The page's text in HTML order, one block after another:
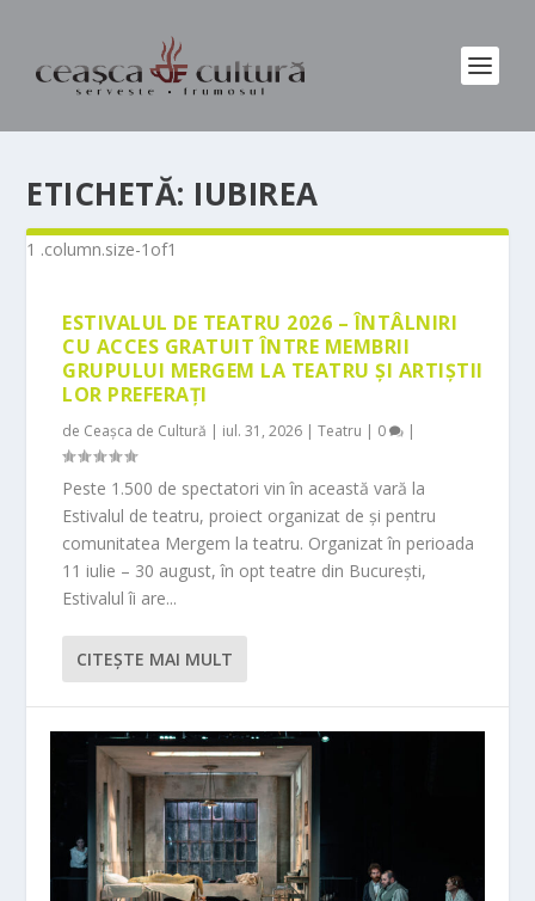
ETICHETĂ: IUBIREA
ESTIVALUL DE TEATRU 2026 – ÎNTÂLNIRI
CU ACCES GRATUIT ÎNTRE MEMBRII
GRUPULUI MERGEM LA TEATRU ȘI ARTIȘTII
LOR PREFERAȚI
de Ceașca de Cultură | iul. 31, 2026 |Teatru | 0 |
Peste 1.500 de spectatori vin în această vară la
Estivalul de teatru, proiect organizat de și pentru
comunitatea Mergem la teatru. Organizat în perioada
11 iulie – 30 august, în opt teatre din București,
Estivalul îi are...
CITEŞTE MAI MULT